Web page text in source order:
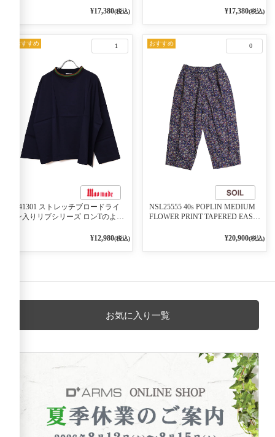
¥17,380(税込)
¥17,380(税込)
1
おすすめ
541301 ストレッチブロードライ
ン入りリブシリーズ ロンTのよう
プルオーバー 79ネイビー¥12,980(税込)
0
おすすめ
NSL25555 40s POPLIN MEDIUM
FLOWER PRINT TAPERED EASY
¥20,900(税込)
お気に入り一覧